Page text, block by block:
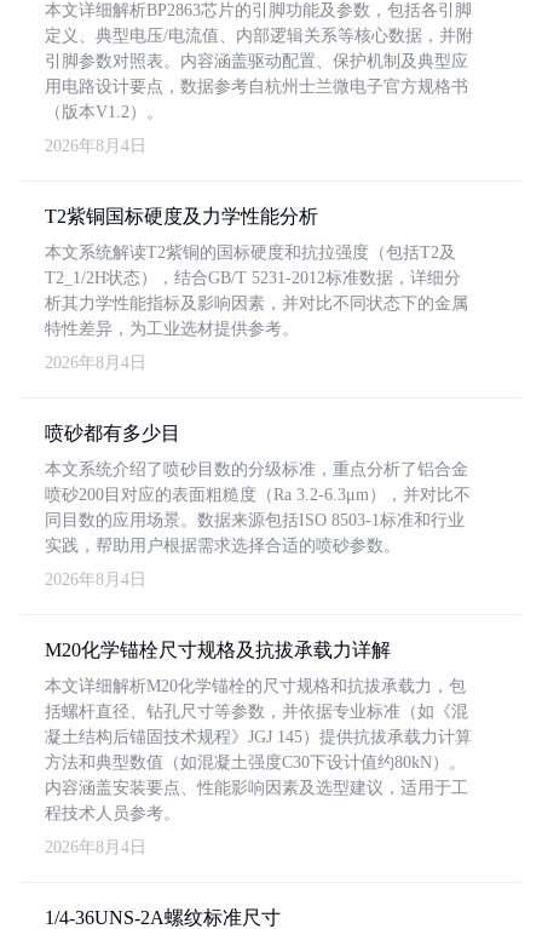
本文详细解析BP2863芯片的引脚功能及参数，包括各引脚
定义、典型电压/电流值、内部逻辑关系等核心数据，并附
引脚参数对照表。内容涵盖驱动配置、保护机制及典型应
用电路设计要点，数据参考自杭州士兰微电子官方规格书
（版本V1.2）。
2026年8月4日
T2紫铜国标硬度及力学性能分析
本文系统解读T2紫铜的国标硬度和抗拉强度（包括T2及
T2_1/2H状态），结合GB/T 5231-2012标准数据，详细分
析其力学性能指标及影响因素，并对比不同状态下的金属
特性差异，为工业选材提供参考。
2026年8月4日
喷砂都有多少目
本文系统介绍了喷砂目数的分级标准，重点分析了铝合金
喷砂200目对应的表面粗糙度（Ra 3.2-6.3μm），并对比不
同目数的应用场景。数据来源包括ISO 8503-1标准和行业
实践，帮助用户根据需求选择合适的喷砂参数。
2026年8月4日
M20化学锚栓尺寸规格及抗拔承载力详解
本文详细解析M20化学锚栓的尺寸规格和抗拔承载力，包
括螺杆直径、钻孔尺寸等参数，并依据专业标准（如《混
凝土结构后锚固技术规程》JGJ 145）提供抗拔承载力计算
方法和典型数值（如混凝土强度C30下设计值约80kN）。
内容涵盖安装要点、性能影响因素及选型建议，适用于工
程技术人员参考。
2026年8月4日
1/4-36UNS-2A螺纹标准尺寸